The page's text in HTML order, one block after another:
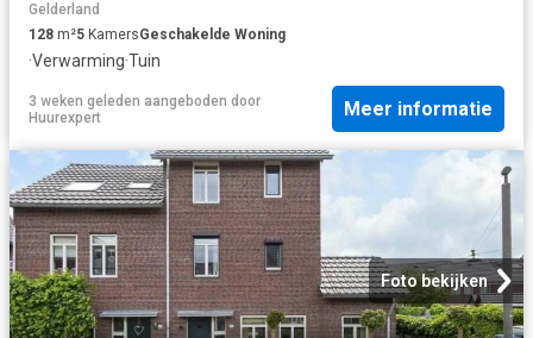
Gelderland
128 m²5 KamersGeschakelde Woning
·Verwarming·Tuin
3 weken geleden aangeboden door
Huurexpert
Meer informatie
Foto bekijken